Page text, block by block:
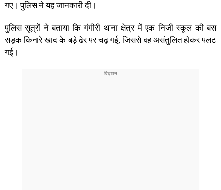
गए। पुलिस ने यह जानकारी दी।
पुलिस सूत्रों ने बताया कि गंगीरी थाना क्षेत्र में एक निजी स्कूल की बस
सड़क किनारे खाद के बड़े ढेर पर चढ़ गई, जिससे वह असंतुलित होकर पलट
गई।